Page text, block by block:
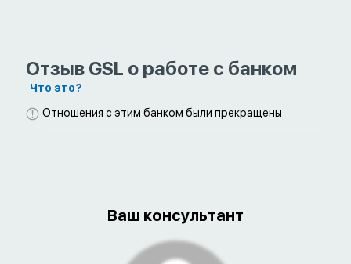
Отзыв GSL о работе с банком
Что это?
Отношения с этим банком были прекращены
Ваш консультант